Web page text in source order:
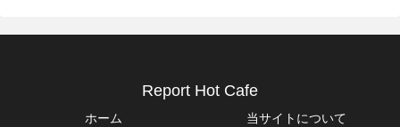
Report Hot Cafe
ホーム
当サイトについて